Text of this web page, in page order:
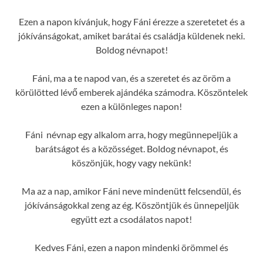
Ezen a napon kívánjuk, hogy Fáni érezze a szeretetet és a
jókívánságokat, amiket barátai és családja küldenek neki.
Boldog névnapot!
Fáni, ma a te napod van, és a szeretet és az öröm a
körülötted lévő emberek ajándéka számodra. Köszöntelek
ezen a különleges napon!
Fáni névnap egy alkalom arra, hogy megünnepeljük a
barátságot és a közösséget. Boldog névnapot, és
köszönjük, hogy vagy nekünk!
Ma az a nap, amikor Fáni neve mindenütt felcsendül, és
jókívánságokkal zeng az ég. Köszöntjük és ünnepeljük
együtt ezt a csodálatos napot!
Kedves Fáni, ezen a napon mindenki örömmel és